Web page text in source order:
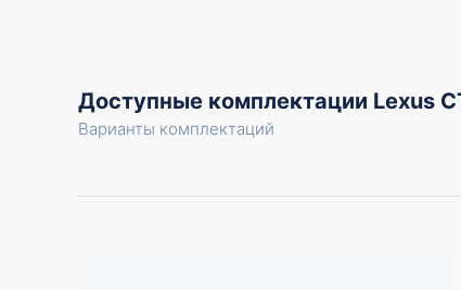
Доступные комплектации Lexus
Варианты комплектаций